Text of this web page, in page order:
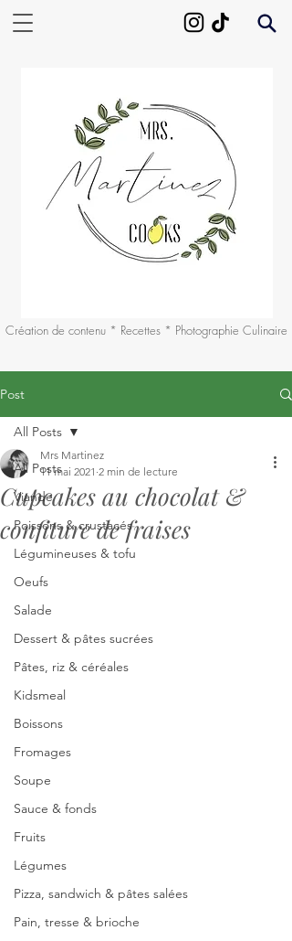
Création de contenu * Recettes * Photographie Culinaire
Post
All Posts
Viande
Poissons & crustacés
Légumineuses & tofu
Oeufs
Salade
Dessert & pâtes sucrées
Pâtes, riz & céréales
Kidsmeal
Boissons
Fromages
Soupe
Sauce & fonds
Fruits
Légumes
Pizza, sandwich & pâtes salées
Pain, tresse & brioche
All Posts
Cupcakes au chocolat &
confiture de fraises
Mrs Martinez
11 mai 2021 2 min de lecture